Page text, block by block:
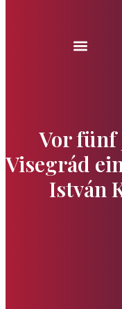
Vor fünf
Visegrád
István